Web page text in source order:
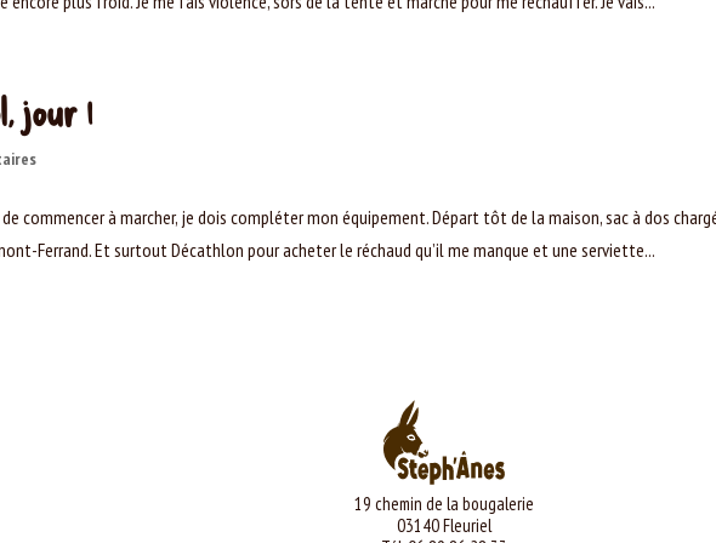
jour 1
commencer à marcher, je dois compléter mon équipement. Départ tôt de la maison, sac à dos
Ferrand. Et surtout Décathlon pour acheter le réchaud qu’il me manque et une serviette...
19 chemin de la bougalerie
03140 Fleuriel